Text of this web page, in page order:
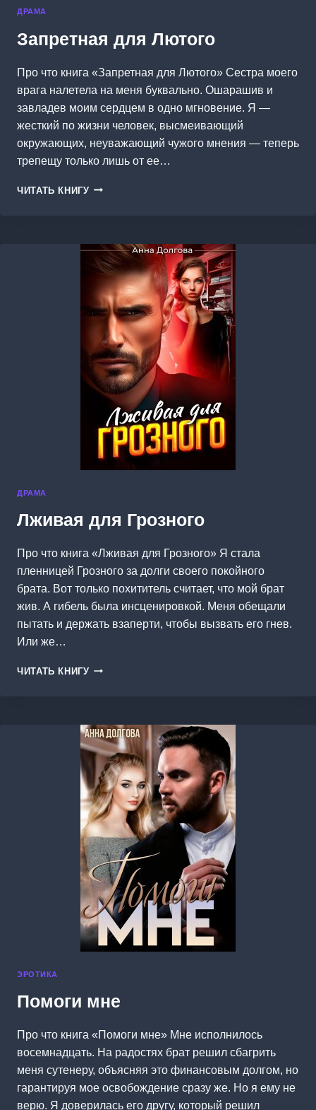
ДРАМА
Запретная для Лютого
Про что книга «Запретная для Лютого» Сестра моего
врага налетела на меня буквально. Ошарашив и
завладев моим сердцем в одно мгновение. Я —
жесткий по жизни человек, высмеивающий
окружающих, неуважающий чужого мнения — теперь
трепещу только лишь от ее…
ЧИТАТЬ КНИГУ ЗАПРЕТНАЯ
ДРАМА
Лживая для Грозного
Про что книга «Лживая для Грозного» Я стала
пленницей Грозного за долги своего покойного
брата. Вот только похититель считает, что мой брат
жив. А гибель была инсценировкой. Меня обещали
пытать и держать взаперти, чтобы вызвать его гнев.
Или же…
ЧИТАТЬ КНИГУ ЛЖИВАЯ
ЭРОТИКА
Помоги мне
Про что книга «Помоги мне» Мне исполнилось
восемнадцать. На радостях брат решил сбагрить
меня сутенеру, объясняя это финансовым долгом, но
гарантируя мое освобождение сразу же. Но я ему не
верю. Я доверилась его другу, который решил